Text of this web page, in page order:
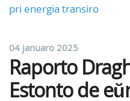
pri energia transiro
04 januaro 2025
Raporto
Estonto de